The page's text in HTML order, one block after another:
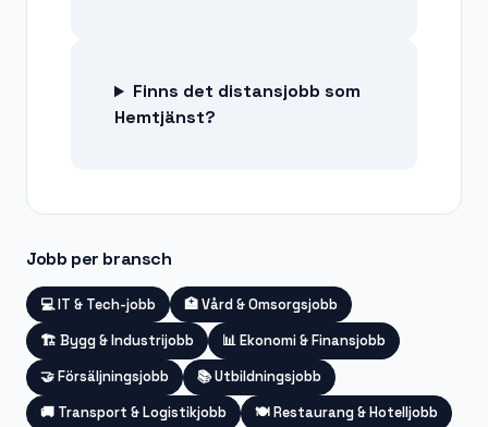
Finns det distansjobb som
Hemtjänst?
Jobb per bransch
💻IT & Tech-jobb 🏥Vård & Omsorgsjobb
🏗️ Bygg & Industrijobb 📊Ekonomi & Finansjobb
🤝Försäljningsjobb 📚Utbildningsjobb
🚚 Transport & Logistikjobb 🍽️Restaurang & Hotelljobb